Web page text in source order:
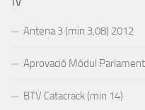
TV
Antena 3 (min 3,08) 2012
Aprovació Módul Parlament
BTV Catacrack (min 14)